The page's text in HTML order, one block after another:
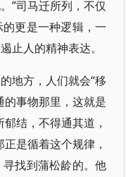
”司马迁所列，不仅
更是一种逻辑，一
止人的精神表达。
地方，人们就会“移
的事物那里，这就是
结，不得通其道，
是循着这个规律，
找到蒲松龄的。他